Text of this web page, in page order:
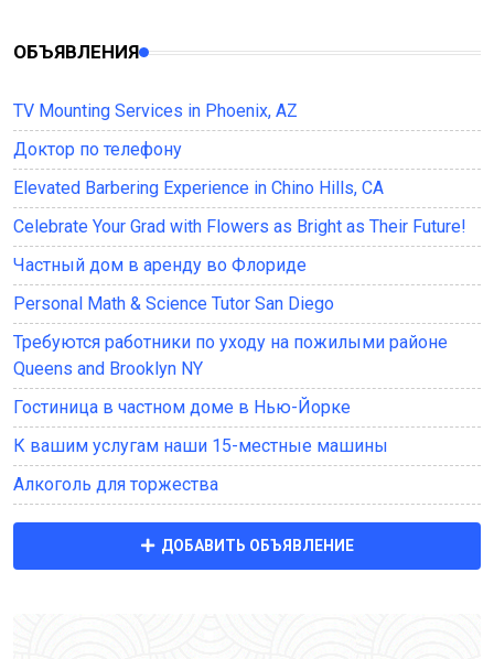
ОБЪЯВЛЕНИЯ
TV Mounting Services in Phoenix, AZ
Доктор по телефону
Elevated Barbering Experience in Chino Hills, CA
Celebrate Your Grad with Flowers as Bright as Their Future!
Частный дом в аренду во Флориде
Personal Math & Science Tutor San Diego
Требуются работники по уходу на пожилыми районе
Queens and Brooklyn NY
Гостиница в частном доме в Нью-Йорке
К вашим услугам наши 15-местные машины
Алкоголь для торжества
ДОБАВИТЬ ОБЪЯВЛЕНИЕ